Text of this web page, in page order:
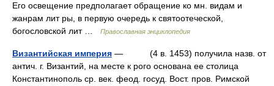
Его освещение предполагает обращение ко мн. видам и
жанрам лит ры, в первую очередь к святоотеческой,
богословской лит …
Православная энциклопедия
Византийская империя — (4 в. 1453) получила назв. от
антич. г. Византий, на месте к рого основана ее столица
Константинополь ср. век. феод. госуд. Вост. пров. Римской